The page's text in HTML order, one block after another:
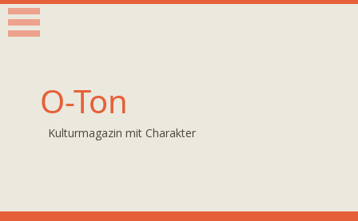
O-Ton
Kulturmagazin mit Charakter